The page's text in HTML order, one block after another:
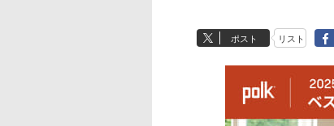
ポスト リスト